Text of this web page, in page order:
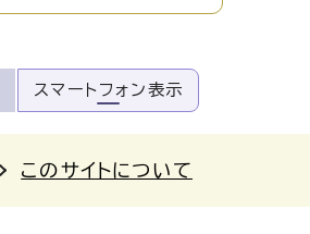
スマートフォン表示
このサイトについて